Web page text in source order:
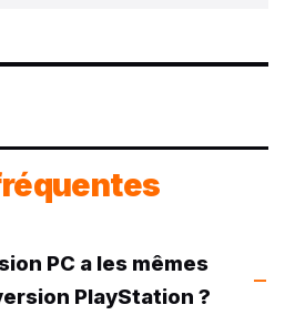
PC a les mêmes
PlayStation ?